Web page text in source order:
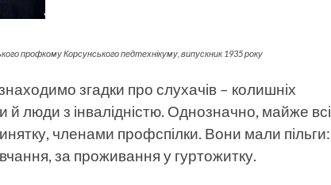
профкому Корсунського педтехнікуму, випускник 1935 року
згадки про слухачів – колишніх
й люди з інвалідністю. Однозначно, майже всі
членами профспілки. Вони мали пільги:
за проживання у гуртожитку.